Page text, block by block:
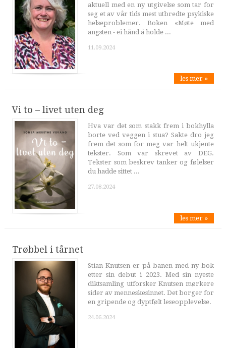
aktuell med en ny utgivelse som tar for
seg et av vår tids mest utbredte psykiske
helseproblemer. Boken «Møte med
angsten - ei hånd å holde ...
11.09.2024
les mer »
Vi to – livet uten deg
Hva var det som stakk frem i bokhylla
borte ved veggen i stua? Sakte dro jeg
frem det som for meg var helt ukjente
tekster. Som var skrevet av DEG.
Tekster som beskrev tanker og følelser
du hadde sittet ...
27.08.2024
les mer »
Trøbbel i tårnet
Stian Knutsen er på banen med ny bok
etter sin debut i 2023. Med sin nyeste
diktsamling utforsker Knutsen mørkere
sider av menneskesinnet. Det borger for
en gripende og dyptfølt leseopplevelse.
24.06.2024